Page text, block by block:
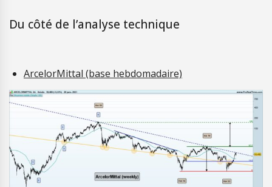
Du côté de l’analyse technique
ArcelorMittal (base hebdomadaire)